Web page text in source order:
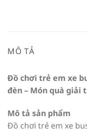
MÔ TẢ
Đồ chơi trẻ em xe
đèn – Món quà giải
Mô tả sản phẩm
Đồ chơi trẻ em xe